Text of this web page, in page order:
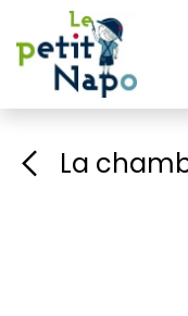
Se rendre au
La